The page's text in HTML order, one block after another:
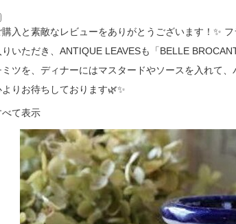
購入と素敵なレビューをありがとうございます！✨
りいただき、ANTIQUE LEAVESも「BELLE
ミツを、ディナーにはマスタードやソースを入れて
よりお待ちしております🌿✨
べて表示